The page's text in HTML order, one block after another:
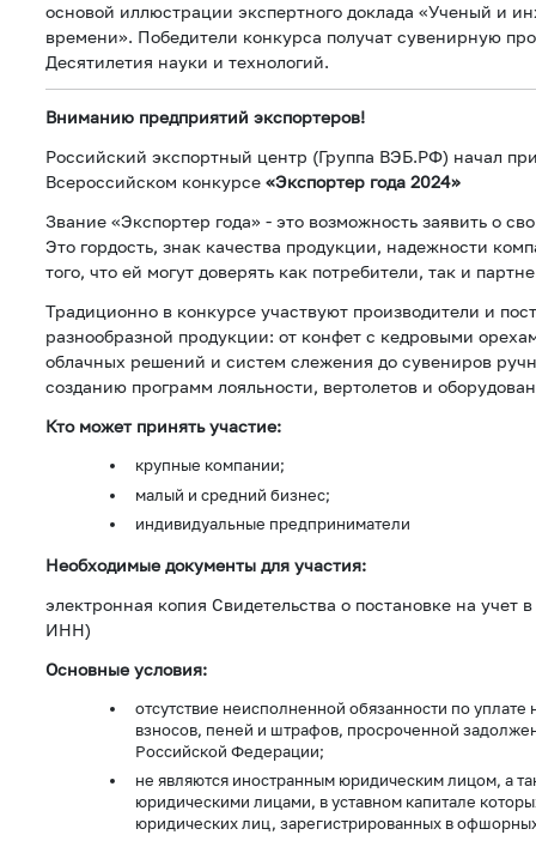
основой иллюстрации экспертного доклада «Ученый и
времени». Победители конкурса получат сувенирную
Десятилетия науки и технологий.
Вниманию предприятий экспортеров!
Российский экспортный центр (Группа ВЭБ.РФ) начал
Всероссийском конкурсе «Экспортер года 2024»
Звание «Экспортер года» - это возможность заявить о
Это гордость, знак качества продукции, надежности
того, что ей могут доверять как потребители, так и
Традиционно в конкурсе участвуют производители и
разнообразной продукции: от конфет с кедровыми
облачных решений и систем слежения до сувениров
созданию программ лояльности, вертолетов и
Кто может принять участие:
крупные компании;
малый и средний бизнес;
индивидуальные предприниматели
Необходимые документы для участия:
электронная копия Свидетельства о постановке на учет
ИНН)
Основные условия:
отсутствие неисполненной обязанности по уплате
взносов, пеней и штрафов, просроченной
Российской Федерации;
не являются иностранным юридическим лицом, а
юридическими лицами, в уставном капитале
юридических лиц, зарегистрированных в